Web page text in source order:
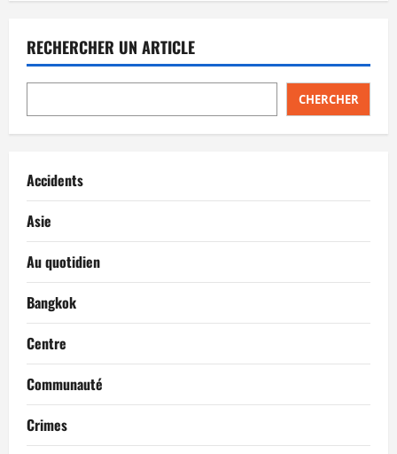
RECHERCHER UN ARTICLE
CHERCHER
Accidents
Asie
Au quotidien
Bangkok
Centre
Communauté
Crimes